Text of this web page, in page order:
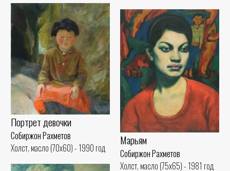
Портрет девочки
Собиржон Рахметов
Холст, масло (70x60) - 1990 год
Марьям
Собиржон Рахметов
Холст, масло (75x65) - 1981 год